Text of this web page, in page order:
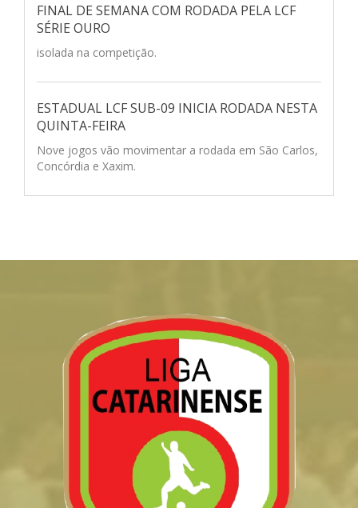
FINAL DE SEMANA COM RODADA PELA LCF
SÉRIE OURO
isolada na competição.
ESTADUAL LCF SUB-09 INICIA RODADA NESTA
QUINTA-FEIRA
Nove jogos vão movimentar a rodada em São Carlos,
Concórdia e Xaxim.